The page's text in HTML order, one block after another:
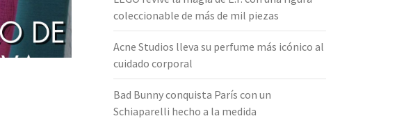
coleccionable de más de mil piezas
Acne Studios lleva su perfume más icónico al
cuidado corporal
Bad Bunny conquista París con un
Schiaparelli hecho a la medida